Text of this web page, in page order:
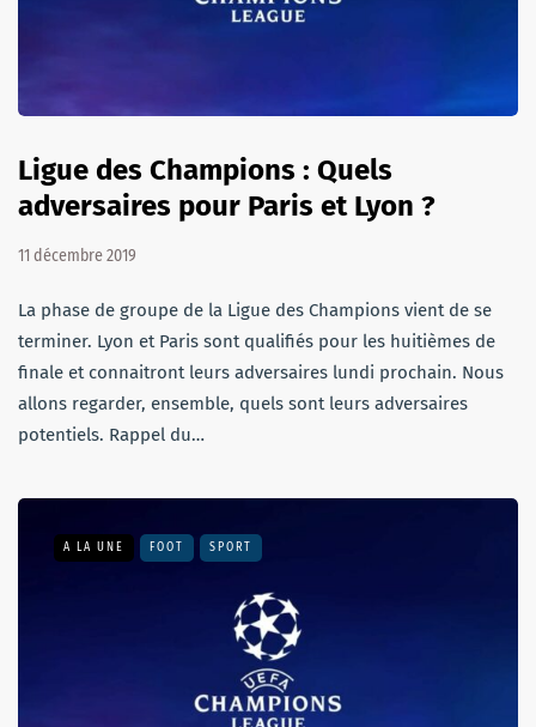
Ligue des Champions : Quels
adversaires pour Paris et Lyon ?
11 décembre 2019
La phase de groupe de la Ligue des Champions vient de se
terminer. Lyon et Paris sont qualifiés pour les huitièmes de
finale et connaitront leurs adversaires lundi prochain. Nous
allons regarder, ensemble, quels sont leurs adversaires
potentiels. Rappel du…
A LA UNE FOOT SPORT